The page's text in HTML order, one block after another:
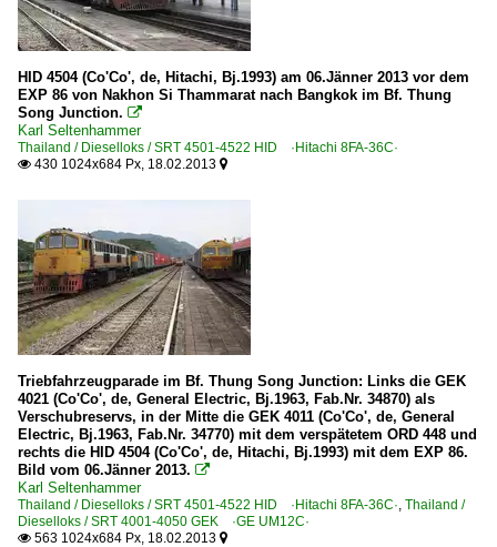
HID 4504 (Co'Co', de, Hitachi, Bj.1993) am 06.Jänner 2013 vor dem
EXP 86 von Nakhon Si Thammarat nach Bangkok im Bf. Thung
Song Junction. 
Karl Seltenhammer
Thailand / Dieselloks / SRT 4501-4522 HID ·Hitachi 8FA-36C·
 430 1024x684 Px, 18.02.2013 
Triebfahrzeugparade im Bf. Thung Song Junction: Links die GEK
4021 (Co'Co', de, General Electric, Bj.1963, Fab.Nr. 34870) als
Verschubreservs, in der Mitte die GEK 4011 (Co'Co', de, General
Electric, Bj.1963, Fab.Nr. 34770) mit dem verspätetem ORD 448 und
rechts die HID 4504 (Co'Co', de, Hitachi, Bj.1993) mit dem EXP 86.
Bild vom 06.Jänner 2013. 
Karl Seltenhammer
Thailand / Dieselloks / SRT 4501-4522 HID ·Hitachi 8FA-36C· Thailand /
Dieselloks / SRT 4001-4050 GEK ·GE UM12C·
 563 1024x684 Px, 18.02.2013 